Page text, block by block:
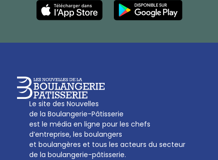
Le site des Nouvelles
de la Boulangerie-Pâtisserie
est le média en ligne pour les chefs
d’entreprise, les boulangers
et boulangères et tous les acteurs du secteur
de la boulangerie-pâtisserie.
Les Nouvelles de la Boulangerie-Pâtisserie Française
27, av d’Eylau - 75782 Paris Cédex 16
01 53 70 16 25